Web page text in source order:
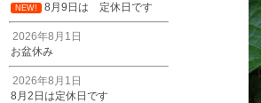
NEW! 8月9日は 定休日です
2026年8月1日
お盆休み
2026年8月1日
8月2日は定休日です